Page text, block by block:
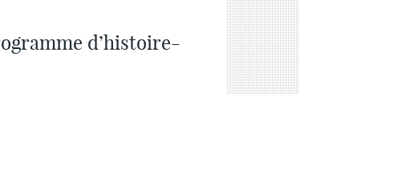
d’histoire-